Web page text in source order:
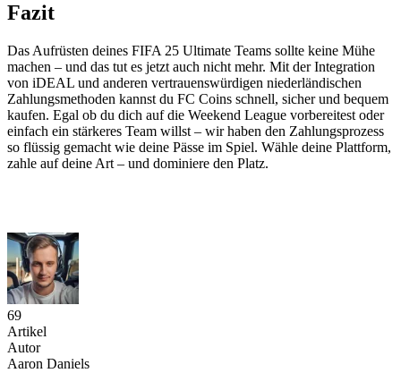
Fazit
Das Aufrüsten deines FIFA 25 Ultimate Teams sollte keine Mühe
machen – und das tut es jetzt auch nicht mehr. Mit der Integration
von iDEAL und anderen vertrauenswürdigen niederländischen
Zahlungsmethoden kannst du FC Coins schnell, sicher und bequem
kaufen. Egal ob du dich auf die Weekend League vorbereitest oder
einfach ein stärkeres Team willst – wir haben den Zahlungsprozess
so flüssig gemacht wie deine Pässe im Spiel. Wähle deine Plattform,
zahle auf deine Art – und dominiere den Platz.
69
Artikel
Autor
Aaron Daniels